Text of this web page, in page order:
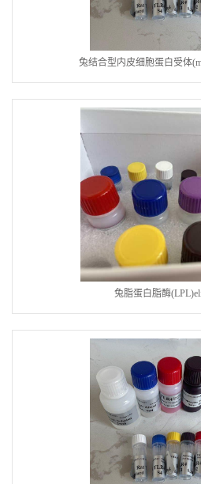
兔结合型内皮细胞蛋白受体
兔脂蛋白脂酶